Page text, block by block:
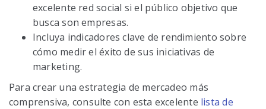
excelente red social si el público objetivo que
busca son empresas.
Incluya indicadores clave de rendimiento sobre
cómo medir el éxito de sus iniciativas de
marketing.
Para crear una estrategia de mercadeo más
comprensiva, consulte con esta excelente lista de